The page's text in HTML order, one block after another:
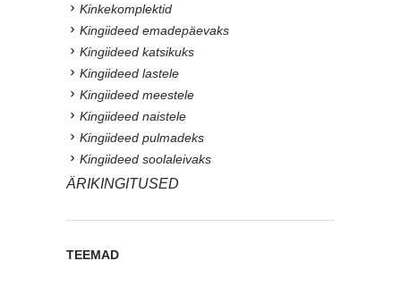
Kinkekomplektid
Kingiideed emadepäevaks
Kingiideed katsikuks
Kingiideed lastele
Kingiideed meestele
Kingiideed naistele
Kingiideed pulmadeks
Kingiideed soolaleivaks
ÄRIKINGITUSED
TEEMAD